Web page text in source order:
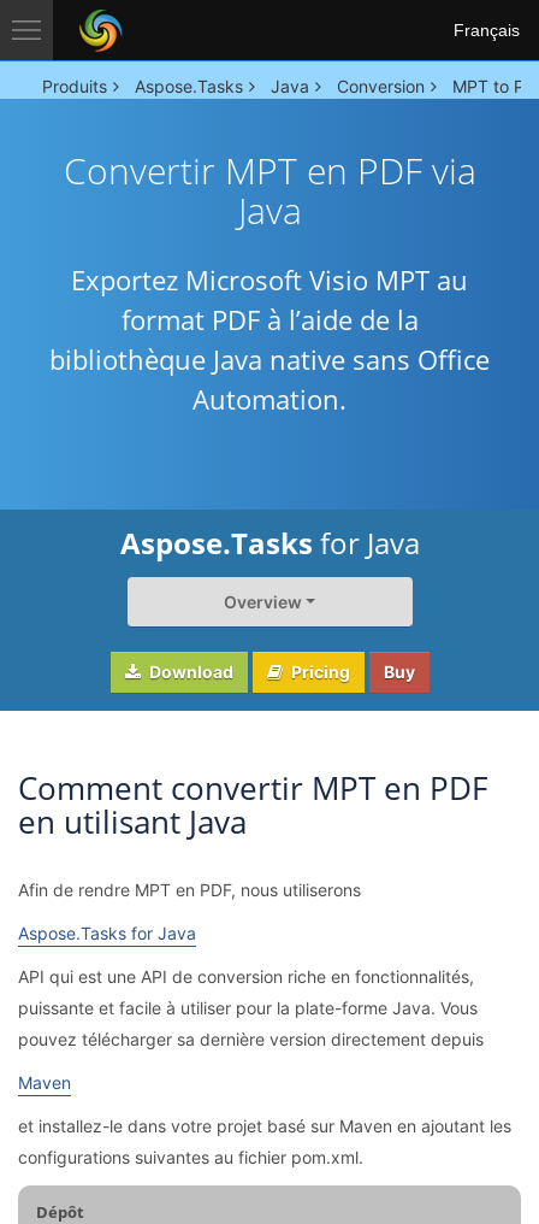
Français
Produits Aspose.Tasks Java Conversion MPT to
Convertir MPT en PDF via
Java
Exportez Microsoft Visio MPT au
format PDF à l’aide de la
bibliothèque Java native sans Office
Automation.
Aspose.Tasks for Java
Overview
Download Pricing Buy
Comment convertir MPT en PDF
en utilisant Java
Afin de rendre MPT en PDF, nous utiliserons
Aspose.Tasks for Java
API qui est une API de conversion riche en fonctionnalités,
puissante et facile à utiliser pour la plate-forme Java. Vous
pouvez télécharger sa dernière version directement depuis
Maven
et installez-le dans votre projet basé sur Maven en ajoutant les
configurations suivantes au fichier pom.xml.
Dépôt